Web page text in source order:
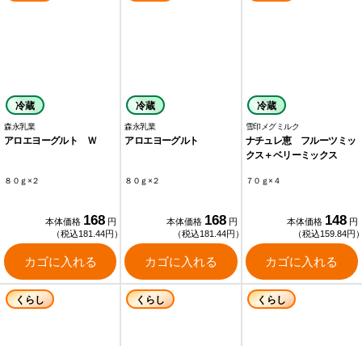
冷蔵
森永乳業
アロエヨーグルト Ｗ
８０ｇ×２
本体価格 168 円
（税込181.44円）
カゴに入れる
冷蔵
森永乳業
アロエヨーグルト
８０ｇ×２
本体価格 168 円
（税込181.44円）
カゴに入れる
冷蔵
雪印メグミルク
ナチュレ恵 フルーツミッ
クス＋ベリーミックス
７０ｇ×４
本体価格 148 円
（税込159.84円
カゴに入れる
くらし くらし くらし